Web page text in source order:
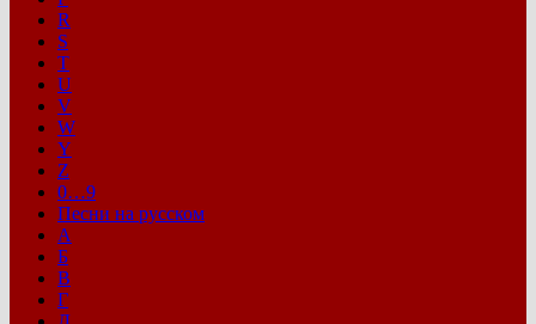
R
S
T
U
V
W
Y
Z
0…9
Песни на русском
А
Б
В
Г